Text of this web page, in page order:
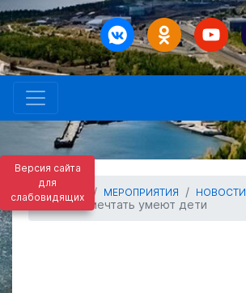
Версия сайта
для
слабовидящих
МЕРОПРИЯТИЯ НОВОСТИ
Пока мечтать умеют дети